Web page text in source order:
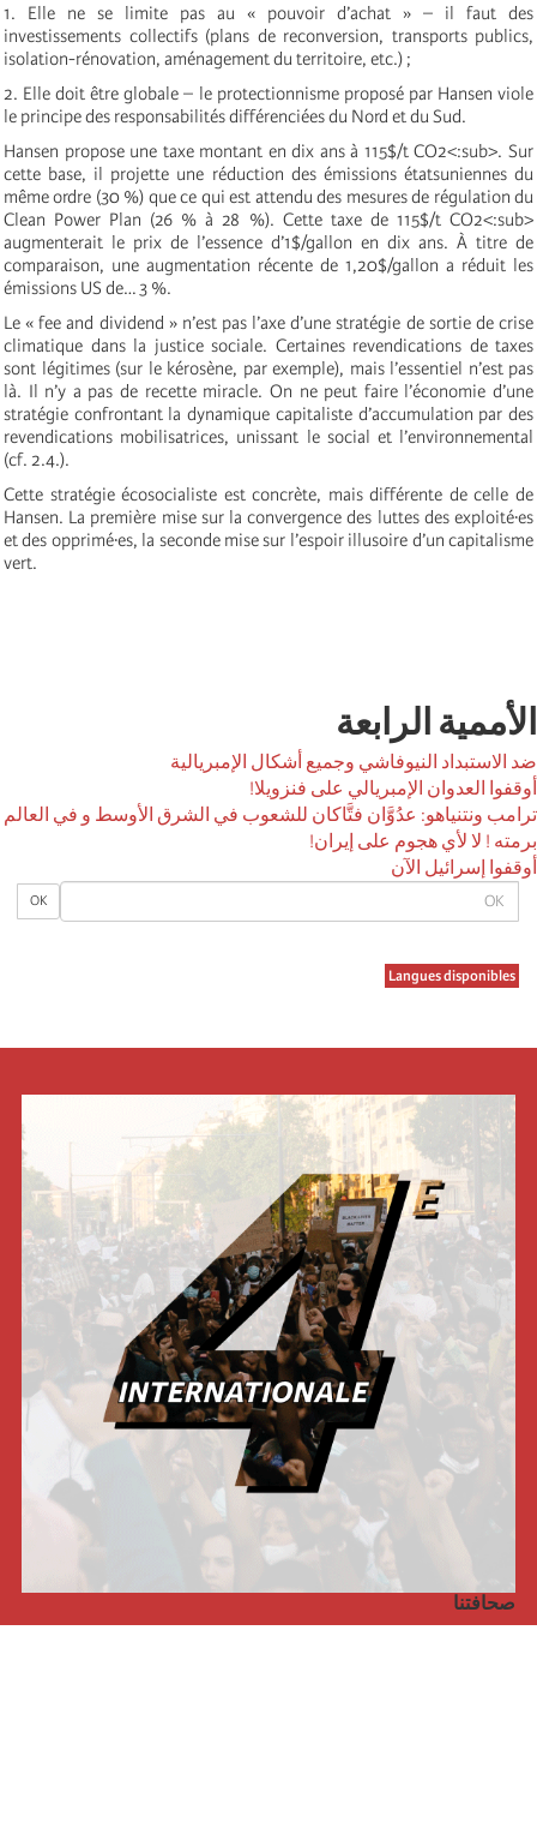
OK
OK
Langues disponibles
1. Elle ne se limite pas au « pouvoir d’achat » – il faut des
investissements collectifs (plans de reconversion, transports publics,
isolation-rénovation, aménagement du territoire, etc.) ;
2. Elle doit être globale – le protectionnisme proposé par Hansen viole
le principe des responsabilités différenciées du Nord et du Sud.
Hansen propose une taxe montant en dix ans à 115$/t CO2<:sub>. Sur
cette base, il projette une réduction des émissions étatsuniennes du
même ordre (30 %) que ce qui est attendu des mesures de régulation du
Clean Power Plan (26 % à 28 %). Cette taxe de 115$/t CO2<:sub>
augmenterait le prix de l’essence d’1$/gallon en dix ans. À titre de
comparaison, une augmentation récente de 1,20$/gallon a réduit les
émissions US de… 3 %.
Le « fee and dividend » n’est pas l’axe d’une stratégie de sortie de crise
climatique dans la justice sociale. Certaines revendications de taxes
sont légitimes (sur le kérosène, par exemple), mais l’essentiel n’est pas
là. Il n’y a pas de recette miracle. On ne peut faire l’économie d’une
stratégie confrontant la dynamique capitaliste d’accumulation par des
revendications mobilisatrices, unissant le social et l’environnemental
(cf. 2.4.).
Cette stratégie écosocialiste est concrète, mais différente de celle de
Hansen. La première mise sur la convergence des luttes des exploité·es
et des opprimé·es, la seconde mise sur l’espoir illusoire d’un capitalisme
vert.
الأممية الرابعة
ضد الاستبداد النيوفاشي وجميع أشكال الإمبريالية
أوقفوا العدوان الإمبريالي على فنزويلا!
ترامب ونتنياهو: عدُوَّان فتَّاكان للشعوب في الشرق الأوسط و في العالم
برمته ! لا لأي هجوم على إيران!
أوقفوا إسرائيل الآن
صحافتنا